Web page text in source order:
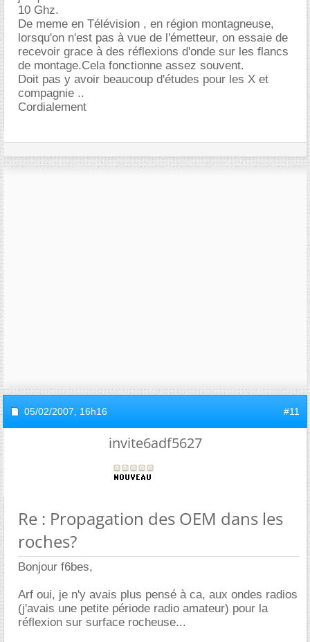
10 Ghz.
De meme en Télévision , en région montagneuse,
lorsqu'on n'est pas à vue de l'émetteur, on essaie de
recevoir grace à des réflexions d'onde sur les flancs
de montage.Cela fonctionne assez souvent.
Doit pas y avoir beaucoup d'études pour les X et
compagnie ..
Cordialement
05/02/2007, 16h16 #11
invite6adf5627
Re : Propagation des OEM dans les
roches?
Bonjour f6bes,
Arf oui, je n'y avais plus pensé à ca, aux ondes radios
(j'avais une petite période radio amateur) pour la
réflexion sur surface rocheuse...